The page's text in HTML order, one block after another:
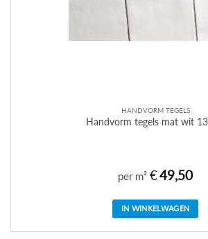
HANDVORM TEGELS
Handvorm tegels mat wit
per m² €49,50
IN WINKELWAGEN